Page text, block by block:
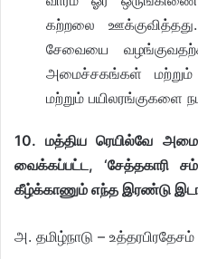
கற்றலை
சேவையை
அமைச்சகங்கள் மற்றும்
மற்றும் பயிலரங்குகளை
10. மத்திய ரெயில்வே
வைக்கப்பட்ட, ‘சேத்தகாரி
கீழ்க்காணும் எந்த இரண்டு
அ. தமிழ்நாடு – உத்தரபிரதேசம்